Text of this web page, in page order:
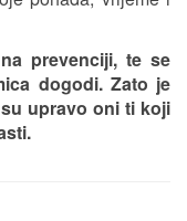
prevenciji, te se
dogodi. Zato je
upravo oni ti koji